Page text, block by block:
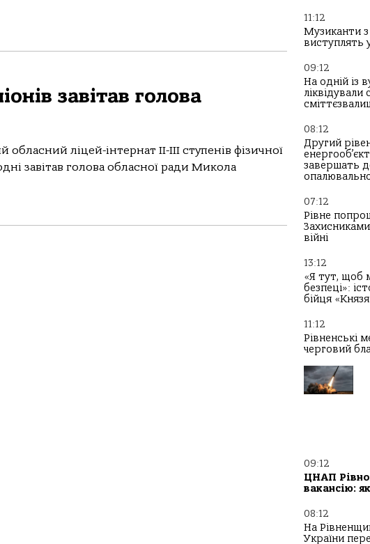
завітав голова
ліцей-інтернат II-III ступенів фізичної
завітав голова обласної ради Микола
11:12
Музиканти з
виступлять
09:12
На одній із
ліквідували
08:12
Другий
завершать
07:12
Рівне
війні
13:12
«Я тут, щоб
безпеці»:
бійця
11:12
Рівненські
черговий
09:12
ЦНАП
вакансію:
08:12
На
України